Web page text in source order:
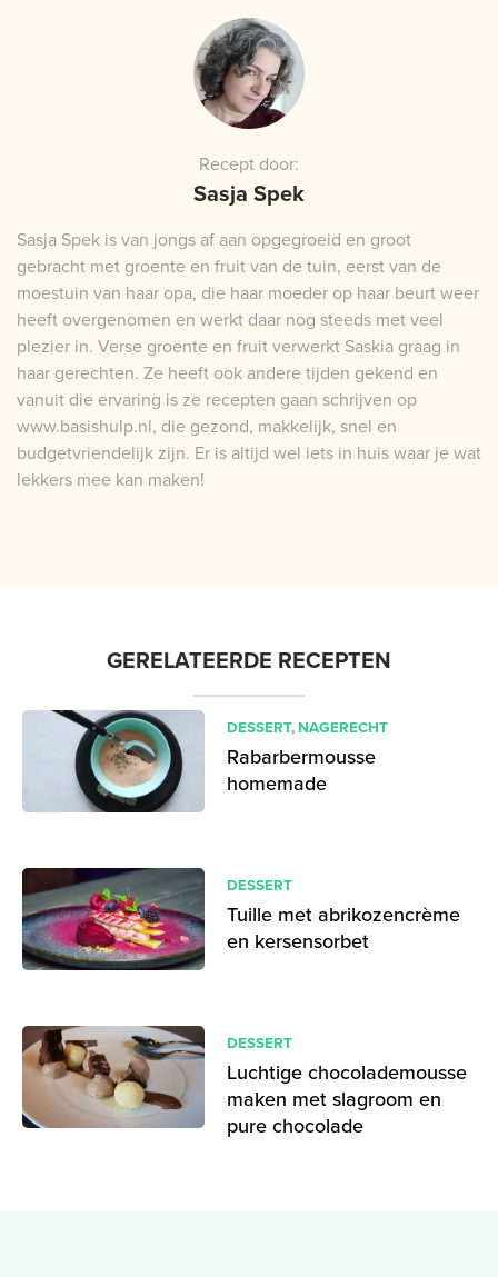
Recept door:
Sasja Spek
Sasja Spek is van jongs af aan opgegroeid en groot
gebracht met groente en fruit van de tuin, eerst van de
moestuin van haar opa, die haar moeder op haar beurt weer
heeft overgenomen en werkt daar nog steeds met veel
plezier in. Verse groente en fruit verwerkt Saskia graag in
haar gerechten. Ze heeft ook andere tijden gekend en
vanuit die ervaring is ze recepten gaan schrijven op
www.basishulp.nl, die gezond, makkelijk, snel en
budgetvriendelijk zijn. Er is altijd wel iets in huis waar je wat
lekkers mee kan maken!
GERELATEERDE RECEPTEN
DESSERT,NAGERECHT
Rabarbermousse
homemade
DESSERT
Tuille met abrikozencrème
en kersensorbet
DESSERT
Luchtige chocolademousse
maken met slagroom en
pure chocolade